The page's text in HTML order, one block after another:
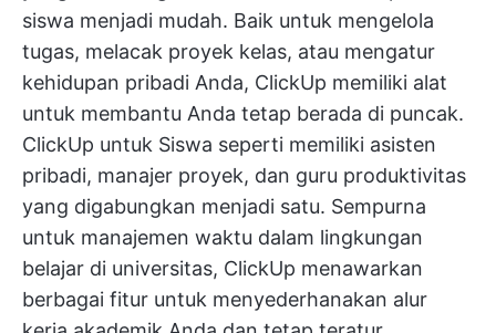
siswa menjadi mudah. Baik untuk mengelola
tugas, melacak proyek kelas, atau mengatur
kehidupan pribadi Anda, ClickUp memiliki alat
untuk membantu Anda tetap berada di puncak.
ClickUp untuk Siswa seperti memiliki asisten
pribadi, manajer proyek, dan guru produktivitas
yang digabungkan menjadi satu. Sempurna
untuk manajemen waktu dalam lingkungan
belajar di universitas, ClickUp menawarkan
berbagai fitur untuk menyederhanakan alur